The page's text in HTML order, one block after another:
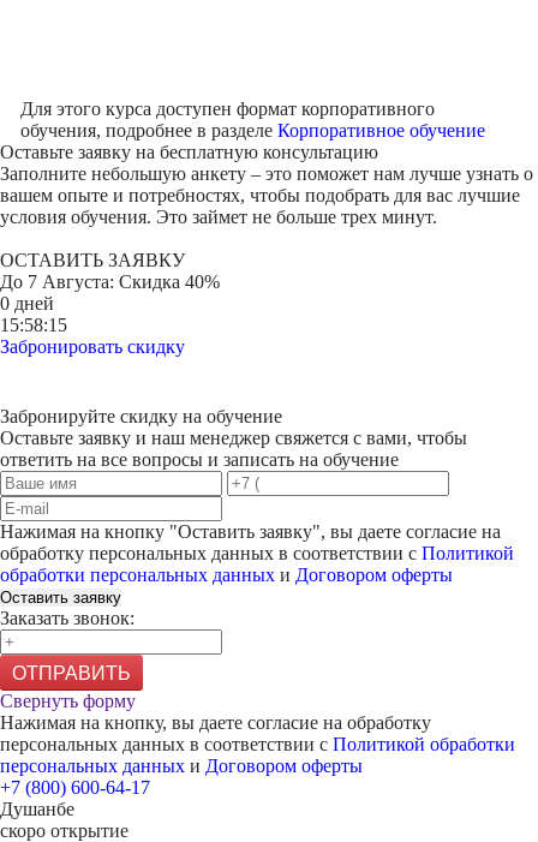
Для этого курса доступен формат корпоративного
обучения, подробнее в разделе Корпоративное обучение
Оставьте заявку на бесплатную консультацию
Заполните небольшую анкету – это поможет нам лучше узнать о
вашем опыте и потребностях, чтобы подобрать для вас лучшие
условия обучения. Это займет не больше трех минут.
ОСТАВИТЬ ЗАЯВКУ
До 7 Августа: Скидка 40%
0 дней
15:58:15
Забронировать скидку
Забронируйте скидку на обучение
Оставьте заявку и наш менеджер свяжется с вами, чтобы
ответить на все вопросы и записать на обучение
Нажимая на кнопку "Оставить заявку", вы даете согласие на
обработку персональных данных в соответствии с Политикой
обработки персональных данных и Договором оферты
Оставить заявку
Заказать звонок:
ОТПРАВИТЬ
Свернуть форму
Нажимая на кнопку, вы даете согласие на обработку
персональных данных в соответствии с Политикой обработки
персональных данных и Договором оферты
+7 (800) 600-64-17
Душанбе
скоро открытие